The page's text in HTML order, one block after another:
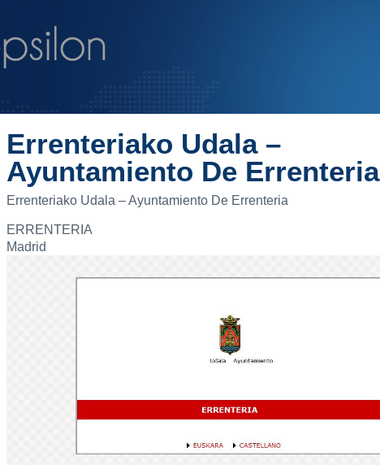
Errenteriako Udala –
Ayuntamiento De Errenteria
Errenteriako Udala – Ayuntamiento De Errenteria
ERRENTERIA
Madrid